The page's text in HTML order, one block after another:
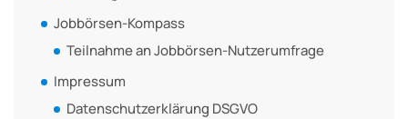
Jobbörsen-Kompass
Teilnahme an Jobbörsen-Nutzerumfrage
Impressum
Datenschutzerklärung DSGVO